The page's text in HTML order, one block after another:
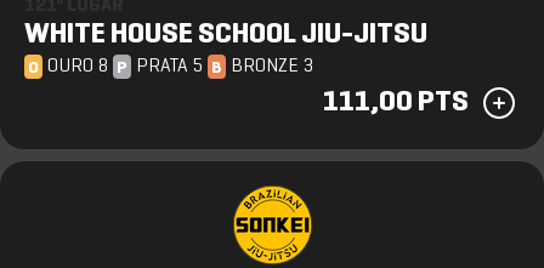
WHITE HOUSE SCHOOL JIU-JITSU
O OURO 8 P PRATA 5 B BRONZE 3
111,00 PTS